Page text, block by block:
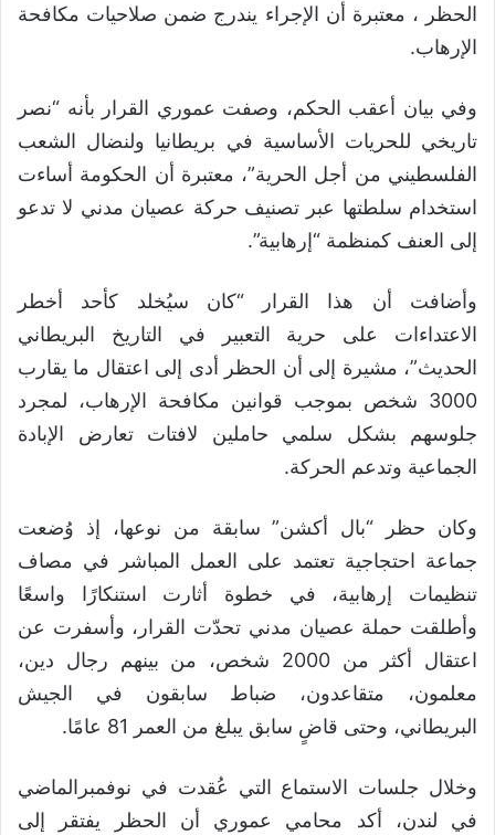
الحظر ، معتبرة أن الإجراء يندرج ضمن صلاحيات مكافحة
الإرهاب.
وفي بيان أعقب الحكم، وصفت عموري القرار بأنه “نصر
تاريخي للحريات الأساسية في بريطانيا ولنضال الشعب
الفلسطيني من أجل الحرية”، معتبرة أن الحكومة أساءت
استخدام سلطتها عبر تصنيف حركة عصيان مدني لا تدعو
إلى العنف كمنظمة “إرهابية”.
وأضافت أن هذا القرار “كان سيُخلد كأحد أخطر
الاعتداءات على حرية التعبير في التاريخ البريطاني
الحديث”، مشيرة إلى أن الحظر أدى إلى اعتقال ما يقارب
3000 شخص بموجب قوانين مكافحة الإرهاب، لمجرد
جلوسهم بشكل سلمي حاملين لافتات تعارض الإبادة
الجماعية وتدعم الحركة.
وكان حظر “بال أكشن” سابقة من نوعها، إذ وُضعت
جماعة احتجاجية تعتمد على العمل المباشر في مصاف
تنظيمات إرهابية، في خطوة أثارت استنكارًا واسعًا
وأطلقت حملة عصيان مدني تحدّت القرار، وأسفرت عن
اعتقال أكثر من 2000 شخص، من بينهم رجال دين،
معلمون، متقاعدون، ضباط سابقون في الجيش
البريطاني، وحتى قاضٍ سابق يبلغ من العمر 81 عامًا.
وخلال جلسات الاستماع التي عُقدت في نوفمبرالماضي
في لندن، أكد محامي عموري أن الحظر يفتقر إلى